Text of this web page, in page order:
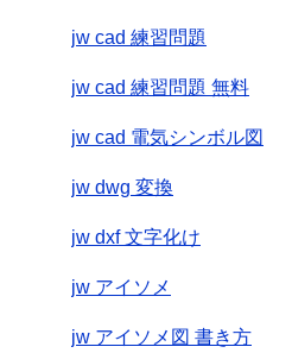
jw cad 練習問題
jw cad 練習問題 無料
jw cad 電気シンボル図
jw dwg 変換
jw dxf 文字化け
jw アイソメ
jw アイソメ図 書き方